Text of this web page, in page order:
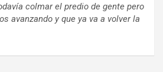
colmar el predio de gente pero
avanzando y que ya va a volver la